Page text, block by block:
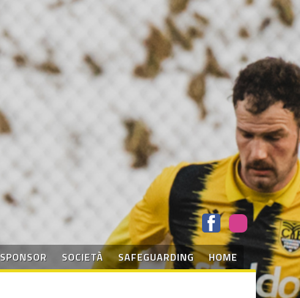
SPONSOR SOCIETÀ SAFEGUARDING HOME